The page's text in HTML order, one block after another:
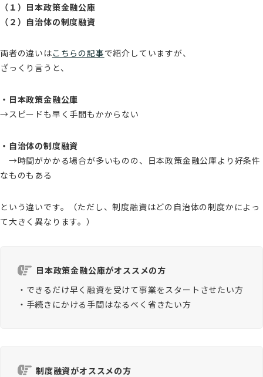
（１）日本政策金融公庫
（２）自治体の制度融資
両者の違いはこちらの記事で紹介していますが、
ざっくり言うと、
・日本政策金融公庫
→スピードも早く手間もかからない
・自治体の制度融資
→時間がかかる場合が多いものの、日本政策金融公庫より好条件
なものもある
という違いです。（ただし、制度融資はどの自治体の制度かによっ
て大きく異なります。）
日本政策金融公庫がオススメの方
・できるだけ早く融資を受けて事業をスタートさせたい方
・手続きにかける手間はなるべく省きたい方
制度融資がオススメの方